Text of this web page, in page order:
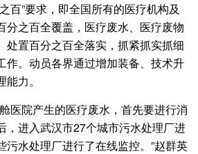
百”要求，即全国所有的医疗机构及
分之百全覆盖，医疗废水、医疗废物
处置百分之百全落实，抓紧抓实抓细
作。动员各界通过增加装备、技术升
力。
院产生的医疗废水，首先要进行消
，进入武汉市27个城市污水处理厂进
污水处理厂进行了在线监控。”赵群英